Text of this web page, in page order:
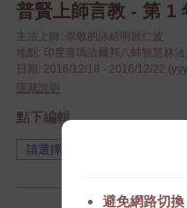
普賢上師言教 - 第 1
主法上師: 崇敬的詠給明就仁波
地點: 印度喜瑪洽爾邦八蚌智慧林
日期: 2016/12/18 - 2016/12/22
隱藏說明
點下編輯
避免網路切換